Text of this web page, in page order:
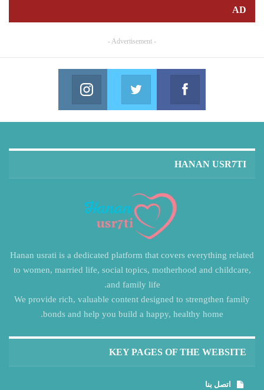
AD
- Advertisement -
Facebook
Join us on Facebook
Twitter
Join us on Twitter
HANAN USR7TI
Hanan usrati is a dedicated platform that covers everything related
to women, married life, social topics, motherhood and childcare,
and family life.
We provide rich, valuable content designed to strengthen family
bonds and help you build a happy, healthy home.
KEY PAGES OF THE WEBSITE
اتصل بنا